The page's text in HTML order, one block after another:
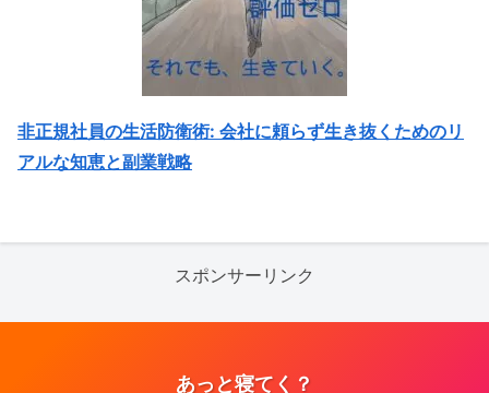
非正規社員の生活防衛術: 会社に頼らず生き抜くためのリ
アルな知恵と副業戦略
スポンサーリンク
あっと寝てく？